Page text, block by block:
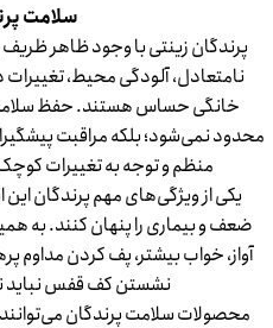
سلامت
پرندگان زینتی با وجود ظاهر ظریف
نامتعادل، آلودگی محیط،
خانگی حساس هستند. حفظ سلامت
محدود نمی‌شود؛ بلکه مراقبت
منظم و توجه به تغییرات
یکی از ویژگی‌های مهم پرندگان
ضعف و بیماری را پنهان کنند. به
آواز، خواب بیشتر، پف کردن مداوم
نشستن کف قفس نباید
محصولات سلامت پرندگان